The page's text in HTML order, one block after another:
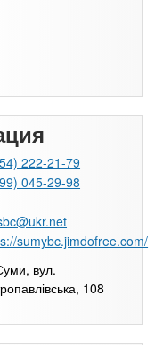
222-21-79
045-29-98
sumybc.jimdofree.com/
вул.
108